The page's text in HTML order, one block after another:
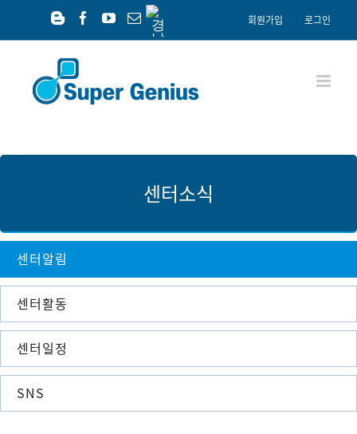
content
YouTube
메
경
남
공
회원가입 로그인
센터소식
센터알림
센터활동
센터일정
SNS